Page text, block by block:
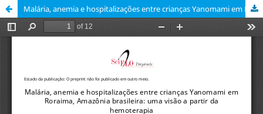
Malária, anemia e hospitalizações entre crianças Yanomami em Roraima, Amazônia brasileira: uma visão a partir da hemoterapia